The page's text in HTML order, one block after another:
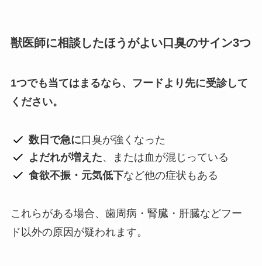
獣医師に相談したほうがよい口臭のサイン3つ
1つでも当てはまるなら、フードより先に受診して
ください。
数日で急に口臭が強くなった
よだれが増えた、または血が混じっている
食欲不振・元気低下など他の症状もある
これらがある場合、歯周病・腎臓・肝臓などフー
ド以外の原因が疑われます。